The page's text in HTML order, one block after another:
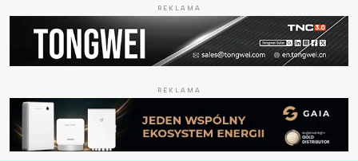
REKLAMA
REKLAMA